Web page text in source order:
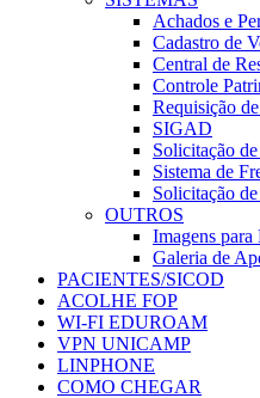
Achados e
Cadastro de
Central de
Controle
Requisição
SIGAD
Solicitação
Sistema de
Solicitação
OUTROS
Imagens
Galeria de
PACIENTES/SICOD
ACOLHE FOP
WI-FI EDUROAM
VPN UNICAMP
LINPHONE
COMO CHEGAR